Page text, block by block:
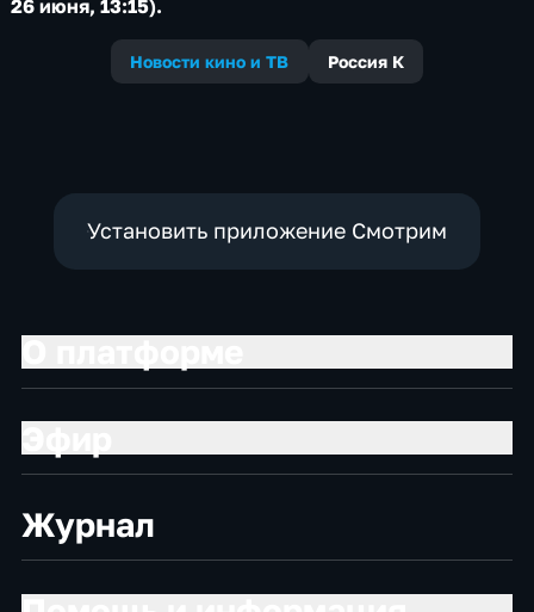
26 июня, 13:15).
Новости кино и ТВ Россия К
Установить приложение Смотрим
Журнал